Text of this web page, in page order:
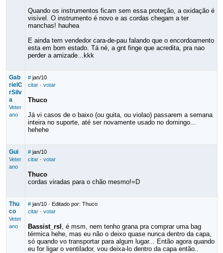
Quando os instrumentos ficam sem essa proteção, a oxidação é
visível. O instrumento é novo e as cordas chegam a ter
manchas! hauhea
E ainda tem vendedor cara-de-pau falando que o encordoamento
esta em bom estado. Tá né, a gnt finge que acredita, pra nao
perder a amizade...kkk
Gab
rielC
rSilv
a
Veter
ano
# jan/10
citar· votar
Thuco
Já vi casos de o baixo (ou guita, ou violao) passarem a semana
inteira no suporte, até ser novamente usado no domingo...
hehehe
Gui
Veter
ano
# jan/10
citar· votar
Thuco
cordas viradas para o chão mesmo!=D
Thu
co
Veter
ano
# jan/10· Editado por: Thuco
citar· votar
Bassist_rsl , é msm, nem tenho grana pra comprar uma bag
térmica hehe, mas eu não o deixo quase nunca dentro da capa,
só quando vo transportar para algum lugar... Então agora quando
eu for ligar o ventilador, vou deixa-lo dentro da capa então..